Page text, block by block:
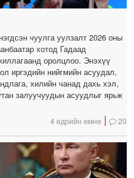
чуулга уулзалт 2026 оны
хотод Гадаад
оролцлоо. Энэхүү
иргэдийн нийгмийн асуудал,
хилийн чанад дахь хэл,
залуучуудын асуудлыг ярьж
4 өдрийн өмнө 20